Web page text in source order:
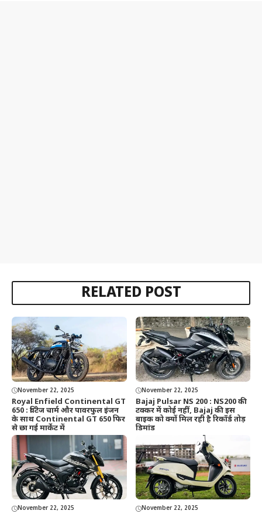
RELATED POST
November 22, 2025
Royal Enfield Continental GT
650 : विंटेज चार्म और पावरफुल इंजन
के साथ Continental GT 650 फिर
से छा गई मार्केट में
November 22, 2025
Bajaj Pulsar NS 200 : NS200 की
टक्कर में कोई नहीं, Bajaj की इस
बाइक को क्यों मिल रही है रिकॉर्ड तोड़
डिमांड
November 22, 2025 November 22, 2025